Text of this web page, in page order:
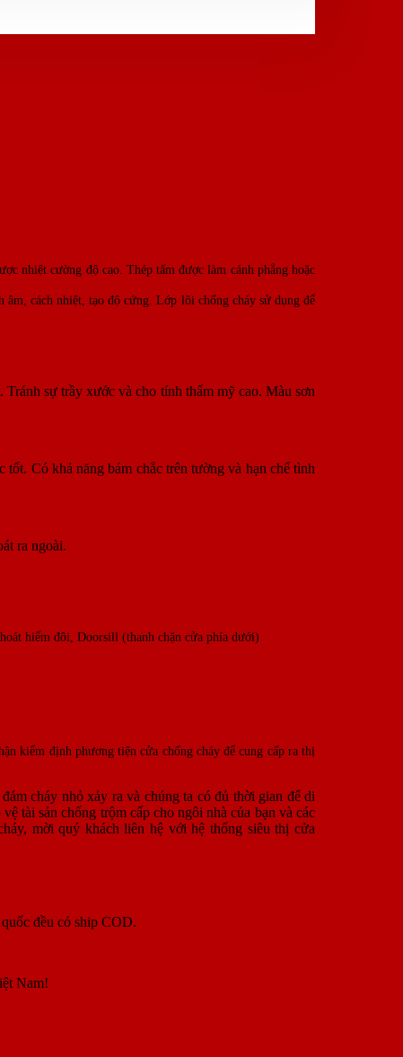
nhiệt cường độ cao. Thép tấm được làm cánh phẳng hoặc
cách nhiệt, tạo độ cứng. Lớp lõi chống cháy sử dụng để
sự trầy xước và cho tính thẩm mỹ cao. Màu sơn
Có khả năng bám chắc trên tường và hạn chế tình
ra ngoài.
hiểm đôi, Doorsill (thanh chặn cửa phía dưới)
kiểm định phương tiện cửa chống cháy để cung cấp ra thị
cháy nhỏ xảy ra và chúng ta có đủ thời gian để di
tài sản chống trộm cấp cho ngôi nhà của bạn và các
mời quý khách liên hệ với hệ thống siêu thị cửa
đều có ship COD.
Nam!